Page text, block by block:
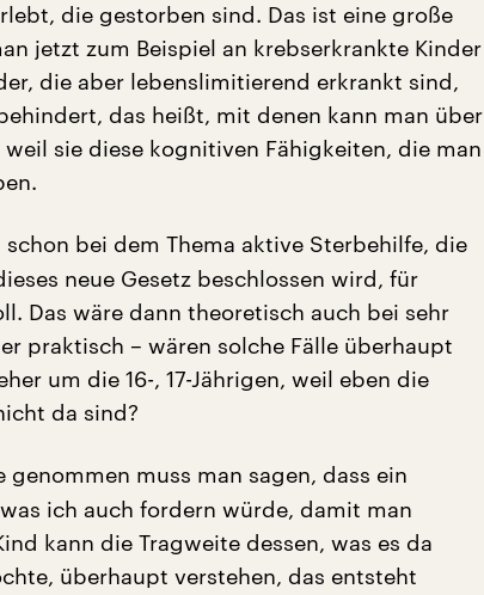
die gestorben sind. Das ist eine große
jetzt zum Beispiel an krebserkrankte Kinder
die aber lebenslimitierend erkrankt sind,
das heißt, mit denen kann man über
sie diese kognitiven Fähigkeiten, die man
bei dem Thema aktive Sterbehilfe, die
neue Gesetz beschlossen wird, für
Das wäre dann theoretisch auch bei sehr
praktisch – wären solche Fälle überhaupt
um die 16-, 17-Jährigen, weil eben die
da sind?
genommen muss man sagen, dass ein
ich auch fordern würde, damit man
kann die Tragweite dessen, was es da
überhaupt verstehen, das entsteht